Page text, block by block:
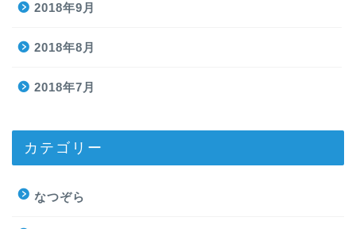
2018年9月
2018年8月
2018年7月
カテゴリー
なつぞら